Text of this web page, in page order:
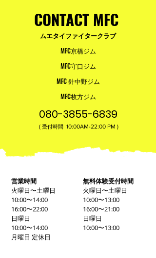
CONTACT MFC
ムエタイファイタークラブ
MFC京橋ジム
MFC守口ジム
MFC 針中野ジム
MFC枚方ジム
080-3855-6839
( 受付時間 10:00AM-22:00​ PM )
営業時間
火曜日〜土曜日
10:00〜14:00
16:00〜22:00
日曜日
10:00〜14:00
月曜日 定休日
無料体験受付時間
火曜日〜土曜日
10:00〜13:00
16:00〜21:00
日曜日
10:00〜13:00